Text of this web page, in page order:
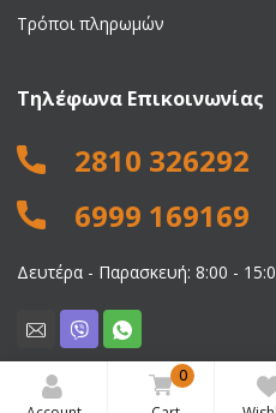
0
Τρόποι πληρωμών
Τηλέφωνα Επικοινωνίας
2810 326292
6999 169169
Δευτέρα - Παρασκευή: 8:00 -
© 2026 Νικολαΐδης Ιωάννης. All